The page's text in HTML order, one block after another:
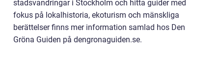
stadsvandringar i Stockholm och hitta guider med
fokus på lokalhistoria, ekoturism och mänskliga
berättelser finns mer information samlad hos Den
Gröna Guiden på dengronaguiden.se.